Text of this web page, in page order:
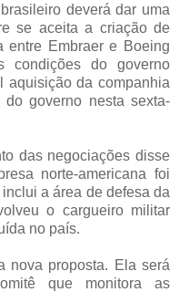
deverá dar uma
se aceita a criação de
entre Embraer e Boeing
condições do governo
aquisição da companhia
do governo nesta sexta-
das negociações disse
norte-americana foi
a área de defesa da
o cargueiro militar
no país.
nova proposta. Ela será
que monitora as